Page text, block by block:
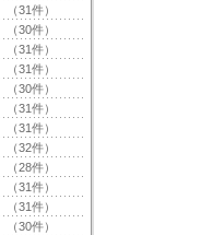
（31件）
（30件）
（31件）
（31件）
（30件）
（31件）
（31件）
（32件）
（28件）
（31件）
（31件）
（30件）